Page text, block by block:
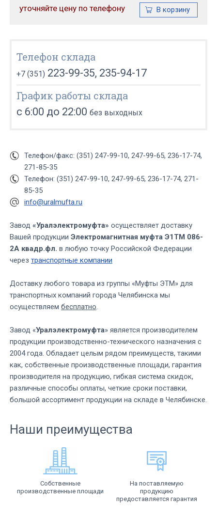
уточняйте цену по телефону
Телефон склада
+7 (351) 223-99-35, 235-94-17
График работы склада
с 6:00 до 22:00 без выходных
Телефон/факс: (351) 247-99-10, 247-99-65, 236-17-74,
271-85-35
Телефон: (351) 247-99-10, 247-99-65, 236-17-74, 271-
85-35
info@uralmufta.ru
Завод «Уралэлектромуфта» осуществляет доставку
Вашей продукции Электромагнитная муфта Э1ТМ 086-
2А квадр.фл. в любую точку Российской Федерации
через транспортные компании
Доставку любого товара из группы «Муфты ЭТМ» для
транспортных компаний города Челябинска мы
осуществляем бесплатно.
Завод «Уралэлектромуфта» является производителем
продукции производственно-технического назначения с
2004 года. Обладает целым рядом преимуществ, такими
как, собственные производственные площади, гарантия
производителя на продукцию, гибкая система скидок,
различные способы оплаты, четкие сроки поставки,
большой ассортимент продукции на складе в Челябинске.
Наши преимущества
Собственные
производственные площади
На поставляемую
продукцию
предоставляется гарантия